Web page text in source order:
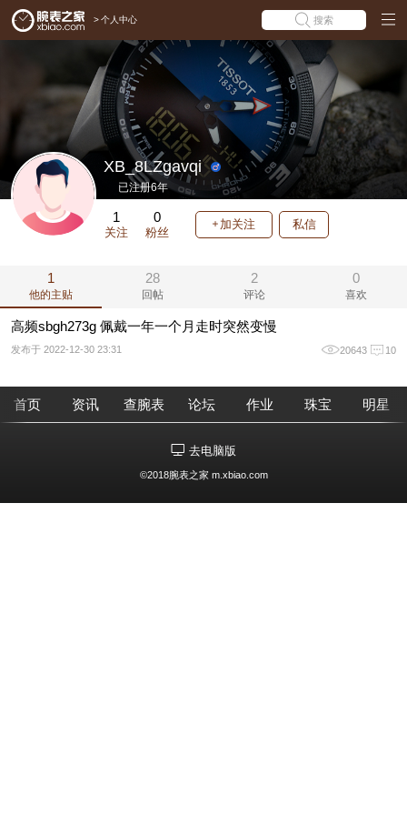
> 个人中心 搜索
XB_8LZgavqi
已注册6年
1
关注
0
粉丝
加关注 私信
1
他的主贴
28
回帖
2
评论
0
喜欢
高频sbgh273g 佩戴一年一个月走时突然变慢
发布于 2022-12-30 23:31 20643 10
首页 资讯 查腕表 论坛 作业 珠宝 明星
去电脑版
©2018腕表之家 m.xbiao.com